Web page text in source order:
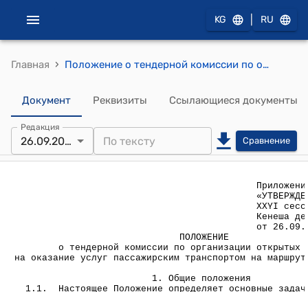
KG RU
Главная › Положение о тендерной комиссии по организации открытых тендеров на оказание услуг пассажирским транспортом на маршрутах г.Жалалабат (утверждено постановлением Жалалабатского горкенеша от 26 сентября 2003 года № 3)
Документ Реквизиты Ссылающиеся документы
Редакция
26.09.2003 Сравнение